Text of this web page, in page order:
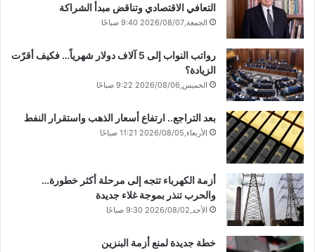
التعافي الاقتصادي وتناقض مبدأ الشراكة
الجمعة,2026/08/07 9:40 صباحًا
رواتب النواب إلى 5 آلاف دولار شهرياً… فكيف أقرّت
الزيادة؟
الخميس,2026/08/06 9:22 صباحًا
بعد التراجع.. ارتفاع أسعار الذهب واستقرار النفط
الأربعاء,2026/08/05 11:21 صباحًا
أزمة الكهرباء تتجه إلى مرحلة أكثر خطورة…
والحرب تنذر بموجة غلاء جديدة
الأحد,2026/08/02 9:30 صباحًا
خطة جديدة لمنع أزمة البنزين